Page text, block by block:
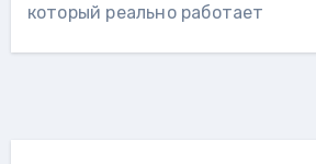
который реально работает